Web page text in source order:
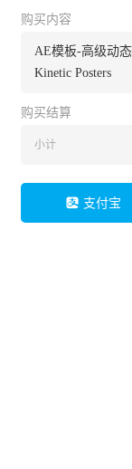
购买内容
AE模板-高级动
Kinetic Posters
购买结算
小计
支付宝